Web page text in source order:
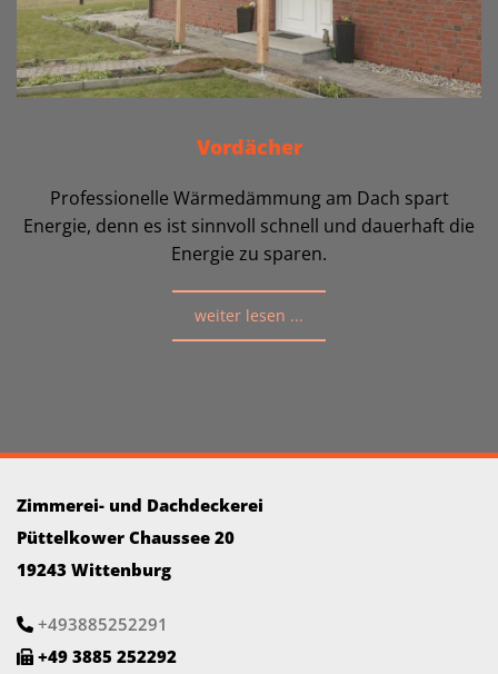
Vordächer
Professionelle Wärmedämmung am Dach spart
Energie, denn es ist sinnvoll schnell und dauerhaft die
Energie zu sparen.
weiter lesen ...
Zimmerei- und Dachdeckerei
Püttelkower Chaussee 20
19243 Wittenburg
 +493885252291
 +49 3885 252292